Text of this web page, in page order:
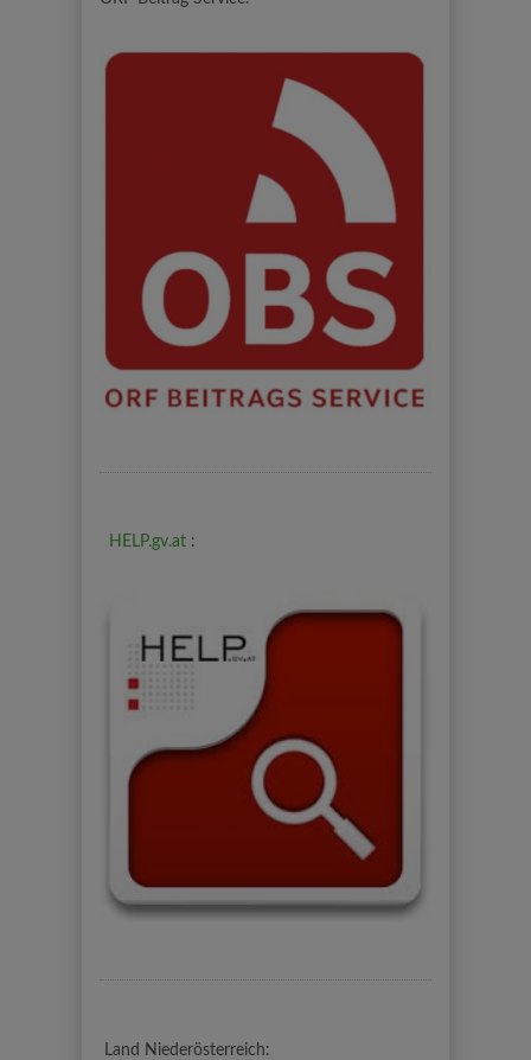
HELP.gv.at :
Land Niederösterreich: